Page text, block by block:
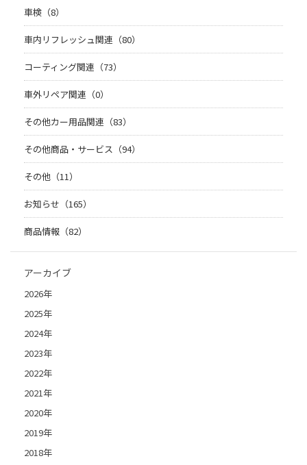
車検（8）
車内リフレッシュ関連（80）
コーティング関連（73）
車外リペア関連（0）
その他カー用品関連（83）
その他商品・サービス（94）
その他（11）
お知らせ（165）
商品情報（82）
アーカイブ
2026年
2025年
2024年
2023年
2022年
2021年
2020年
2019年
2018年